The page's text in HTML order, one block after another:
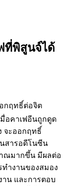
ที่พิสูนจ์ได้
กฤทธิ์ต่อจิต
อคาเฟอีนถูกดูด
จะออกฤทธิ์
สารอดีโนซีน
ณมากขึ้น มีผลต่อ
ำงานของสมอง
น และการตอบ